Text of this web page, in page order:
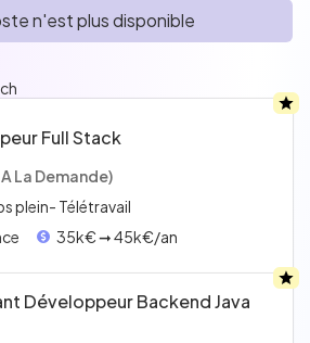
Cloud IA UI/UX QA
Full Stack
La Demande)
plein- Télétravail
35k€ ➞ 45k€/an
Développeur Backend Java
n'est plus disponible